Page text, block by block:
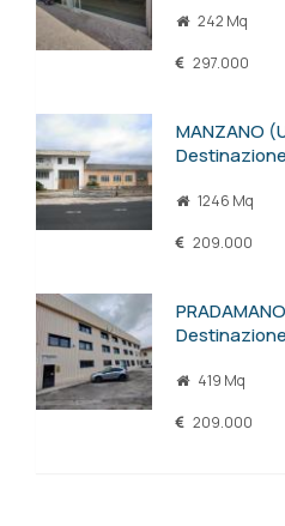
242 Mq
297.000
MANZANO
1246 Mq
209.000
419 Mq
209.000